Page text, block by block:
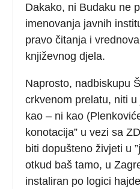
Dakako, ni Budaku ne
imenovanja javnih
pravo čitanja i
književnog djela.
Naprosto, nadbiskupu
crkvenom prelatu, niti
kao – ni kao
konotacija” u vezi sa
biti dopušteno živjeti u
otkud baš tamo, u
instaliran po logici